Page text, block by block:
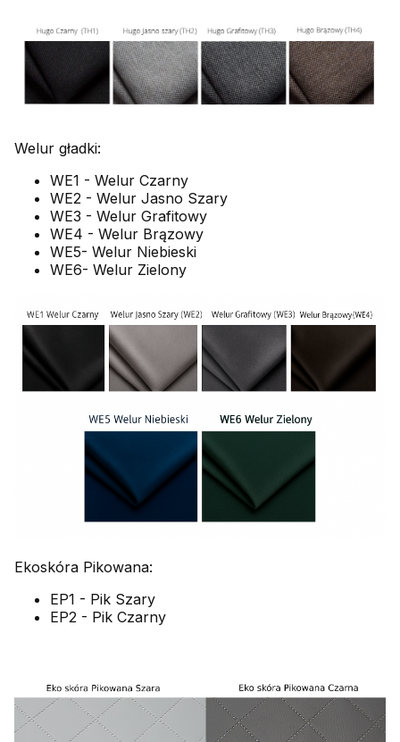
Welur gładki:
WE1 - Welur Czarny
WE2 - Welur Jasno Szary
WE3 - Welur Grafitowy
WE4 - Welur Brązowy
WE5- Welur Niebieski
WE6- Welur Zielony
Ekoskóra Pikowana:
EP1 - Pik Szary
EP2 - Pik Czarny